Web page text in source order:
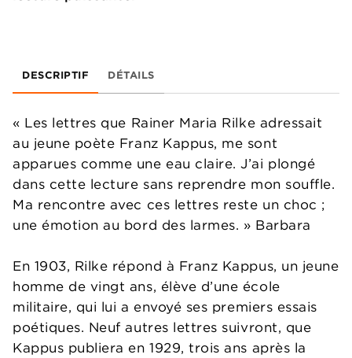
DESCRIPTIF DÉTAILS
« Les lettres que Rainer Maria Rilke adressait
au jeune poète Franz Kappus, me sont
apparues comme une eau claire. J’ai plongé
dans cette lecture sans reprendre mon souffle.
Ma rencontre avec ces lettres reste un choc ;
une émotion au bord des larmes. » Barbara
En 1903, Rilke répond à Franz Kappus, un jeune
homme de vingt ans, élève d’une école
militaire, qui lui a envoyé ses premiers essais
poétiques. Neuf autres lettres suivront, que
Kappus publiera en 1929, trois ans après la